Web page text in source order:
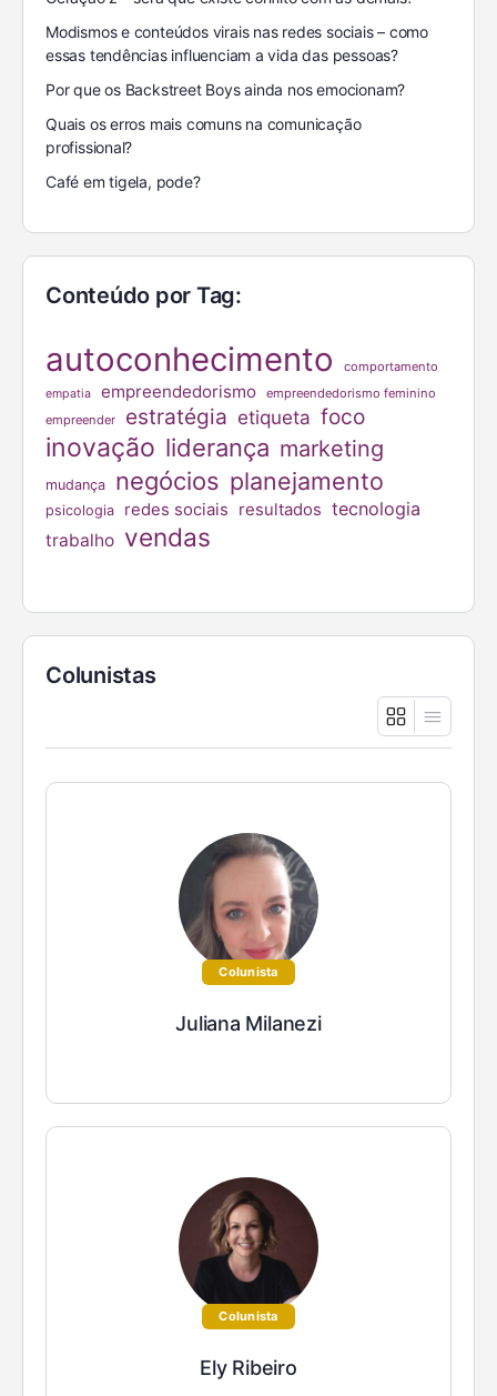
Modismos e conteúdos virais nas redes sociais – como
essas tendências influenciam a vida das pessoas?
Por que os Backstreet Boys ainda nos emocionam?
Quais os erros mais comuns na comunicação
profissional?
Café em tigela, pode?
Conteúdo por Tag:
autoconhecimento comportamento
empatia empreendedorismo
empreendedorismo feminino
empreender
estratégia etiqueta foco
inovação liderança marketing
mudança negócios planejamento
psicologia redes sociais resultados tecnologia
trabalho vendas
Colunistas
Colunista
Juliana Milanezi
Colunista
Ely Ribeiro